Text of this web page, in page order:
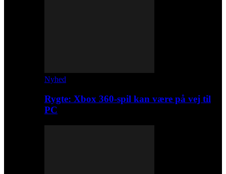
Nyhed
Rygte: Xbox 360-spil kan være på vej til
PC